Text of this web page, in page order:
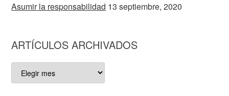
Asumir la responsabilidad 13 septiembre, 2020
ARTÍCULOS ARCHIVADOS
ARTÍCULOS
ARCHIVADOS